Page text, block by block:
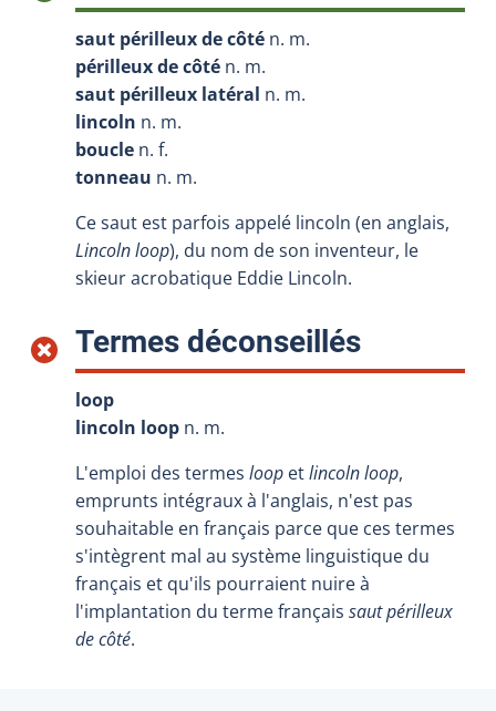
saut périlleux de côté n. m.
périlleux de côté n. m.
saut périlleux latéral n. m.
lincoln n. m.
boucle n. f.
tonneau n. m.
Ce saut est parfois appelé lincoln (en anglais,
Lincoln loop), du nom de son inventeur, le
skieur acrobatique Eddie Lincoln.
Termes déconseillés:
loop
lincoln loop n. m.
L'emploi des termes loop etlincoln loop,
emprunts intégraux à l'anglais, n'est pas
souhaitable en français parce que ces termes
s'intègrent mal au système linguistique du
français et qu'ils pourraient nuire à
l'implantation du terme français saut périlleux
de côté.